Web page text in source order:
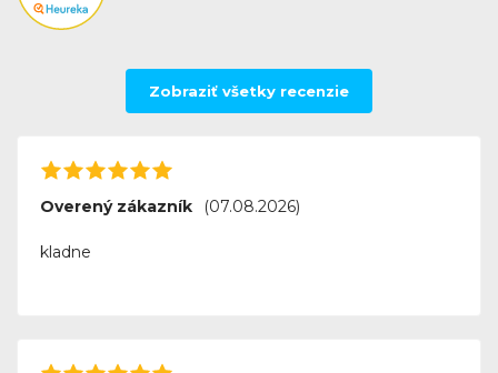
Zobraziť všetky recenzie
Overený zákazník (07.08.2026)
kladne